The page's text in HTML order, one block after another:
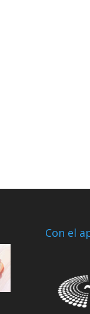
Con el